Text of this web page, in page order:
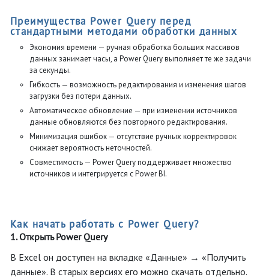
Преимущества Power Query перед
стандартными методами обработки данных
Экономия времени — ручная обработка больших массивов
данных занимает часы, а Power Query выполняет те же задачи
за секунды.
Гибкость — возможность редактирования и изменения шагов
загрузки без потери данных.
Автоматическое обновление — при изменении источников
данные обновляются без повторного редактирования.
Минимизация ошибок — отсутствие ручных корректировок
снижает вероятность неточностей.
Совместимость — Power Query поддерживает множество
источников и интегрируется с Power BI.
Как начать работать с Power Query?
1. Открыть Power Query
В Excel он доступен на вкладке «Данные» → «Получить
данные». В старых версиях его можно скачать отдельно.